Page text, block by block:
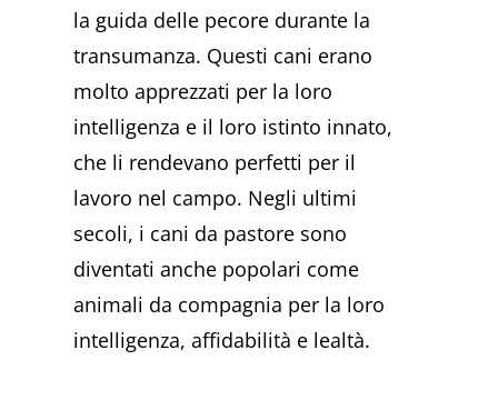
la guida delle pecore durante la
transumanza. Questi cani erano
molto apprezzati per la loro
intelligenza e il loro istinto innato,
che li rendevano perfetti per il
lavoro nel campo. Negli ultimi
secoli, i cani da pastore sono
diventati anche popolari come
animali da compagnia per la loro
intelligenza, affidabilità e lealtà.